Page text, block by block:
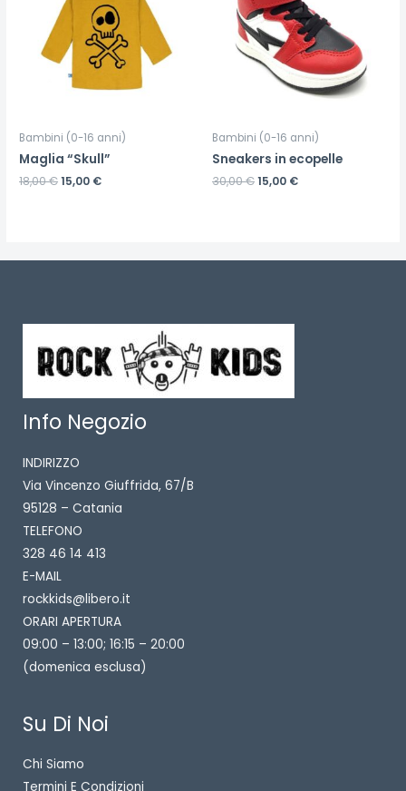
Bambini (0-16 anni)
Maglia “Skull”
18,00€15,00 €
Bambini (0-16 anni)
Sneakers in ecopelle
30,00€15,00 €
Info Negozio
INDIRIZZO
Via Vincenzo Giuffrida, 67/B
95128 – Catania
TELEFONO
328 46 14 413
E-MAIL
rockkids@libero.it
ORARI APERTURA
09:00 – 13:00; 16:15 – 20:00
(domenica esclusa)
Su Di Noi
Chi Siamo
Termini E Condizioni